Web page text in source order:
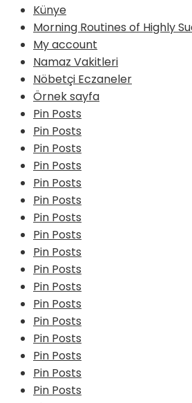
Künye
Morning Routines of Highly
My account
Namaz Vakitleri
Nöbetçi Eczaneler
Örnek sayfa
Pin Posts
Pin Posts
Pin Posts
Pin Posts
Pin Posts
Pin Posts
Pin Posts
Pin Posts
Pin Posts
Pin Posts
Pin Posts
Pin Posts
Pin Posts
Pin Posts
Pin Posts
Pin Posts
Pin Posts